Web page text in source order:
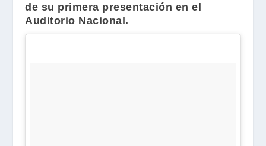
de su primera presentación en el
Auditorio Nacional.